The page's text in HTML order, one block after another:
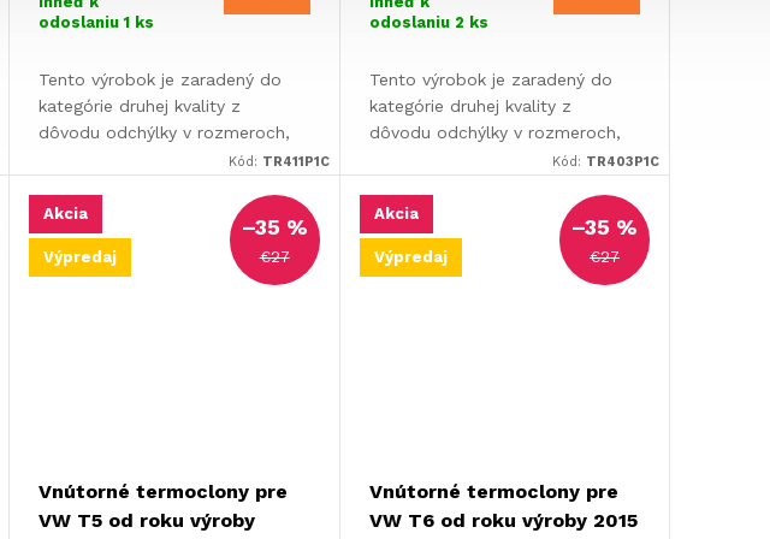
odoslaniu1 ks
Tento výrobok je zaradený do
kategórie druhej kvality z
dôvodu odchýlky v rozmeroch,
skutočné rozmery produktu
Ide o odchýlku...
Kód: TR411P1C
akosť
odoslaniu 2 ks
Tento výrobok je zaradený do
kategórie druhej kvality z
dôvodu odchýlky v rozmeroch,
skutočné rozmery produktu
Ide o odchýlku...
Kód: TR403P1C
Akcia
Výpredaj €27
–35 %
Vnútorné termoclony pre
VW T5 od roku výroby
Akcia
Výpredaj €27
–35 %
Vnútorné termoclony pre
VW T6 od roku výroby 2015